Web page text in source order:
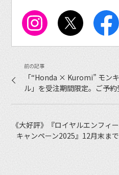
「“Honda × Kuromi” モン
ル」を受注期間限定。ご予約
《大好評》『ロイヤルエンフィ
キャンペーン2025』12月末ま